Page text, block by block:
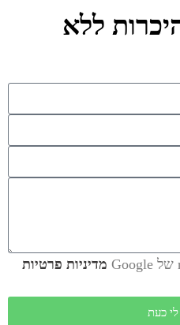
ללא
מדיניות פרטיות
כעת